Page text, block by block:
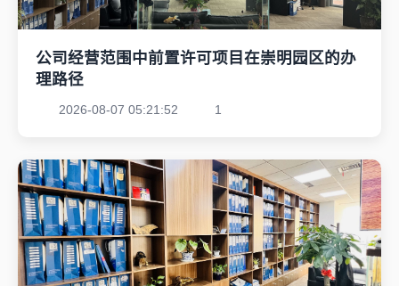
公司经营范围中前置许可项目在崇明园区的办
理路径
2026-08-07 05:21:52 1